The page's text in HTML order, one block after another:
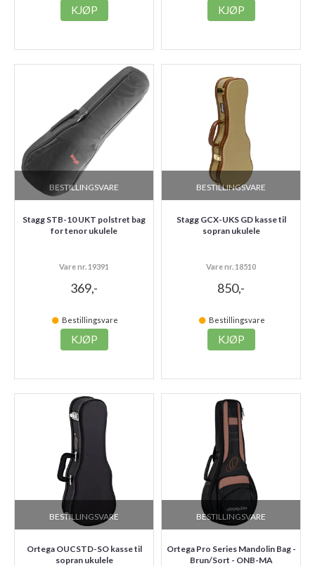
KJØP KJØP
BESTILLINGSVARE
Stagg STB-10 UKT polstret bag
for tenor ukulele
Vare nr. 19391
369,-
Bestillingsvare
KJØP
BESTILLINGSVARE
Stagg GCX-UKS GD kasse til
sopran ukulele
Vare nr. 18510
850,-
Bestillingsvare
KJØP
BESTILLINGSVARE
Ortega OUCSTD-SO kasse til
sopran ukulele
BESTILLINGSVARE
Ortega Pro Series Mandolin Bag -
Brun/Sort - ONB-MA